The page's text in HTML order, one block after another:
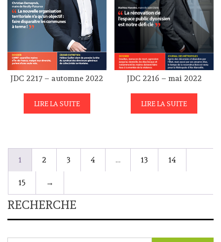
JDC 2217 – automne 2022
LIRE LA SUITE
JDC 2216 – mai 2022
LIRE LA SUITE
1 2 3 4 … 13 14
15 →
RECHERCHE